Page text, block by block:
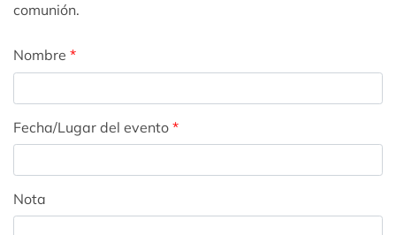
comunión.
Nombre *
Fecha/Lugar del evento *
Nota